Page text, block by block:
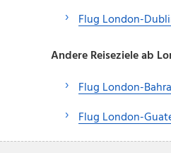
Flug London-
Andere Reiseziele ab
Flug London-
Flug London-